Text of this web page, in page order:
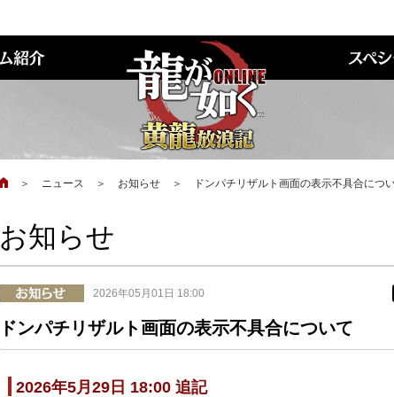
＞ ニュース ＞ お知らせ ＞ ドンパチリザルト画面の表示不具合につ
お知らせ
2026年05月01日 18:00
ドンパチリザルト画面の表示不具合について
2026年5月29日 18:00 追記